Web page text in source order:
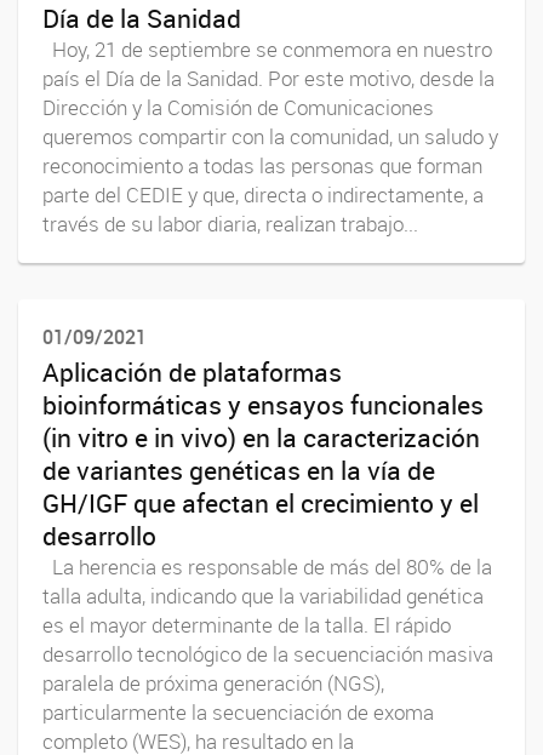
Día de la Sanidad
Hoy, 21 de septiembre se conmemora en nuestro
país el Día de la Sanidad. Por este motivo, desde la
Dirección y la Comisión de Comunicaciones
queremos compartir con la comunidad, un saludo y
reconocimiento a todas las personas que forman
parte del CEDIE y que, directa o indirectamente, a
través de su labor diaria, realizan trabajo...
01/09/2021
Aplicación de plataformas
bioinformáticas y ensayos funcionales
(in vitro e in vivo) en la caracterización
de variantes genéticas en la vía de
GH/IGF que afectan el crecimiento y el
desarrollo
La herencia es responsable de más del 80% de la
talla adulta, indicando que la variabilidad genética
es el mayor determinante de la talla. El rápido
desarrollo tecnológico de la secuenciación masiva
paralela de próxima generación (NGS),
particularmente la secuenciación de exoma
completo (WES), ha resultado en la